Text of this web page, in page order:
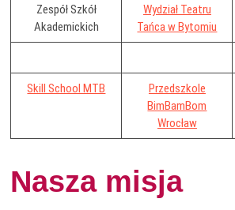
Zespół Szkół
Akademickich
Wydział Teatru
Tańca w Bytomiu
Skill School MTB
Przedszkole
BimBamBom
Wrocław
Nasza misja